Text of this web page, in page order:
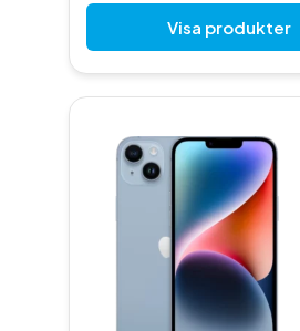
Visa produkter